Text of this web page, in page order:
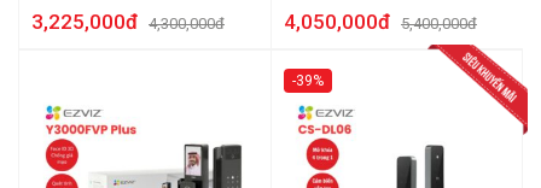
3,225,000đ 4,300,000đ 4,050,000đ 5,400,000đ
-39%